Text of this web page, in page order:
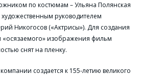
по костюмам – Ульяна Полянская
руководителем
Никогосов («Актрисы»). Для создания
«осязаемого» изображения фильм
снят на пленку.
создается к 155-летию великого